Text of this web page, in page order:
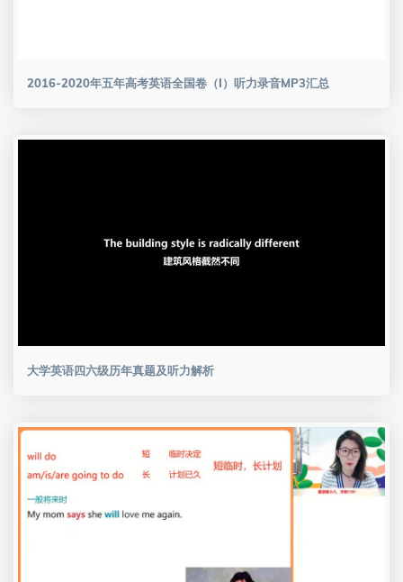
2016-2020年五年高考英语全国卷（I）听力录音MP3汇总
大学英语四六级历年真题及听力解析